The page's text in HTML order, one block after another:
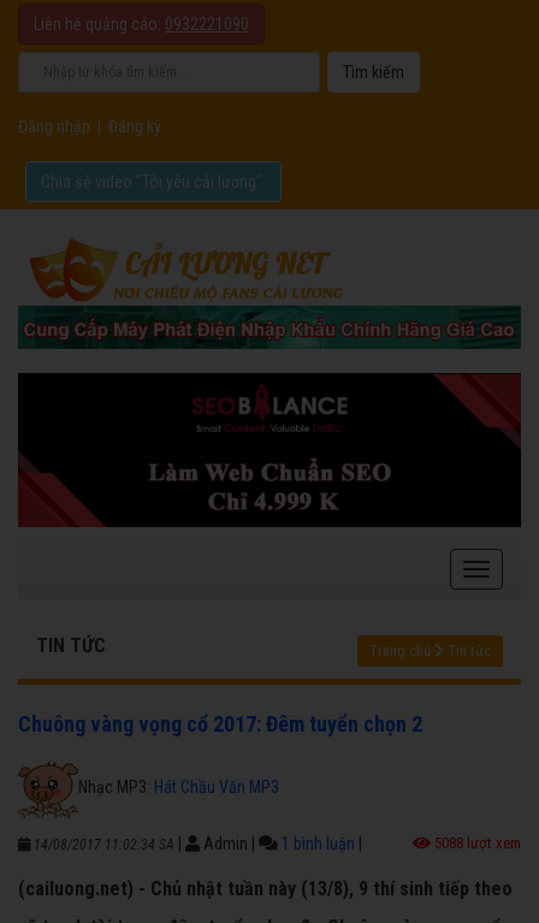
Liên hệ quảng cáo: 0932221090
Đăng nhập Đăng ký
Chia sẻ video "Tôi yêu cải lương".
TIN TỨC Trang chủ Tin tức
Chuông vàng vọng cổ 2017: Đêm tuyển chọn 2
Nhạc MP3: Hát Chầu Văn MP3
14/08/2017 11:02:34 SA Admin 1 bình luận 5088 lượt xem
(cailuong.net) - Chủ nhật tuần này (13/8), 9 thí sinh tiếp theo